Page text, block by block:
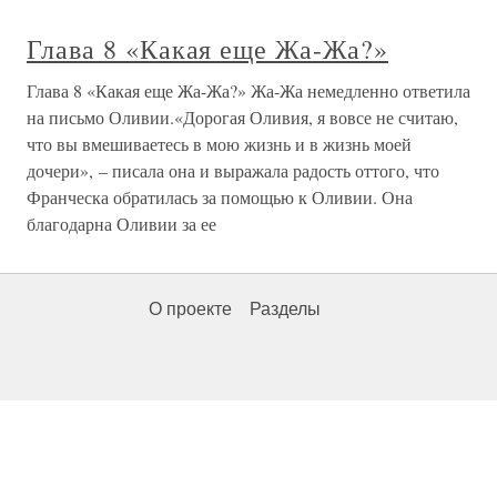
Глава 8 «Какая еще Жа-Жа?»
Глава 8 «Какая еще Жа-Жа?» Жа-Жа немедленно ответила
на письмо Оливии.«Дорогая Оливия, я вовсе не считаю,
что вы вмешиваетесь в мою жизнь и в жизнь моей
дочери», – писала она и выражала радость оттого, что
Франческа обратилась за помощью к Оливии. Она
благодарна Оливии за ее
О проекте Разделы